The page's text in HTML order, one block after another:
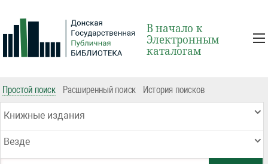
В начало к
Электронным
каталогам
Книжные издания
Простой поиск Расширенный поиск История поисков
Везде